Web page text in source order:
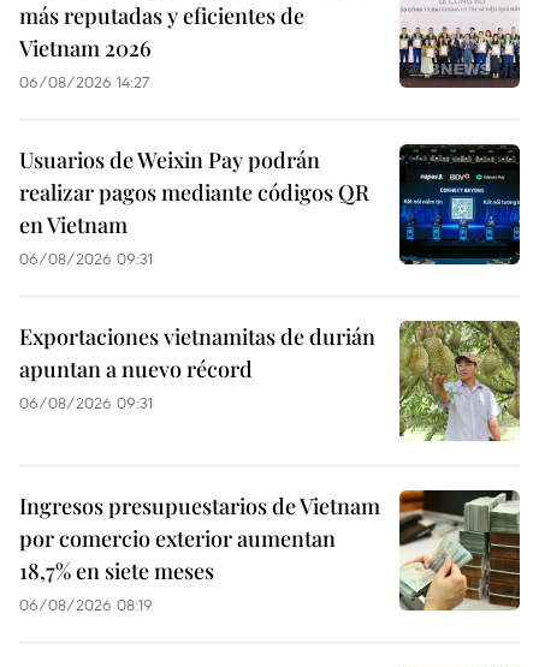
más reputadas y eficientes de
Vietnam 2026
06/08/2026 14:27
Usuarios de Weixin Pay podrán
realizar pagos mediante códigos QR
en Vietnam
06/08/2026 09:31
Exportaciones vietnamitas de durián
apuntan a nuevo récord
06/08/2026 09:31
Ingresos presupuestarios de Vietnam
por comercio exterior aumentan
18,7% en siete meses
06/08/2026 08:19